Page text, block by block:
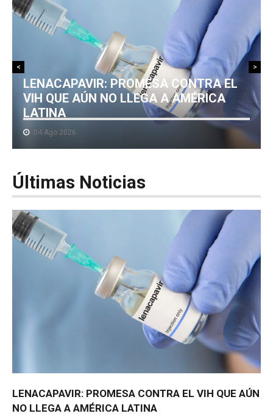
CONTACTO
LENACAPAVIR: PROMESA CONTRA EL
VIH QUE AÚN NO LLEGA A AMÉRICA
LATINA
04 Ago 2026
< >
Últimas Noticias
LENACAPAVIR: PROMESA CONTRA EL VIH QUE AÚN
NO LLEGA A AMÉRICA LATINA